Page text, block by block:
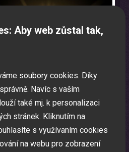
Aby web zůstal tak,
soubory cookies. Díky
Navíc s vaším
také mj. k personalizaci
stránek. Kliknutím na
s využívaním cookies
na webu pro zobrazení